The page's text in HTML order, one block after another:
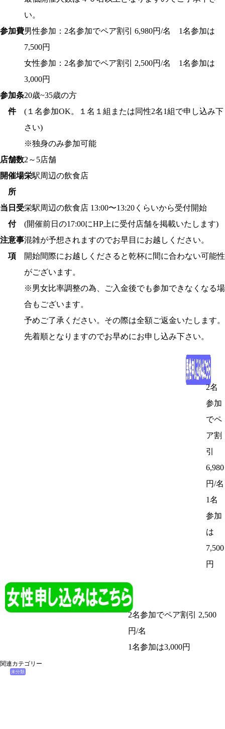
い。
参加費男性参加：2名参加でペア割引 6,980円/名 1名参加は
7,500円
女性参加：2名参加でペア割引 2,500円/名 1名参加は
3,000円
参加条
件
20歳~35歳の方
(１名参加OK。１名１組または同性2名1組で申し込み下
さい)
※独身のみ参加可能
店舗数2～5店舗
開催場
所
栄駅周辺の飲食店
当日受
付
栄駅周辺の飲食店 13:00〜13:20くらいから受付開始
(開催前日の17:00にHP上に受付店舗を掲載いたします)
注意事
項
混雑が予想されますのでお早目にお越しください。
開始間際にお越しくださると乾杯に間に合わない可能性
がございます。
※男女比率調整の為、ご入金後でも参加できなくなる場
合もございます。
予めご了承ください。その際は全額ご返金いたします。
先着順となりますのでお早めにお申し込み下さい。
2名
参加
でペ
ア割
引
6,980
円/名
1名
参加
は
7,500
円
2名参加でペア割引 2,500
円/名
1名参加は3,000円
関連カテゴリー
未分類